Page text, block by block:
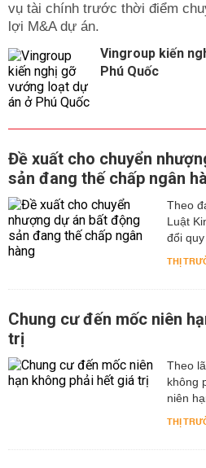
vụ tài chính trước thời điểm
lợi M&A dự án.
Vingroup kiến
Phú Quốc
Đề xuất cho chuyển
sản đang thế chấp ngân
Theo
Luật
đổi
THỊ
Chung cư đến mốc niên
trị
Theo
không
niên
THỊ